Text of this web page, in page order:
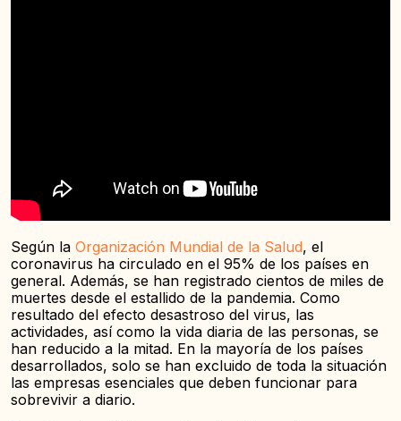
Según la Organización Mundial de la Salud, el
coronavirus ha circulado en el 95% de los países en
general. Además, se han registrado cientos de miles de
muertes desde el estallido de la pandemia. Como
resultado del efecto desastroso del virus, las
actividades, así como la vida diaria de las personas, se
han reducido a la mitad. En la mayoría de los países
desarrollados, solo se han excluido de toda la situación
las empresas esenciales que deben funcionar para
sobrevivir a diario.